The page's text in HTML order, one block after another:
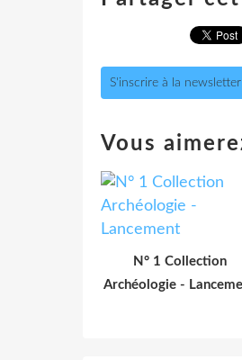
S'inscrire à la newsletter
Vous
N° 1 Collection
Archéologie -